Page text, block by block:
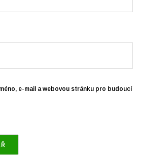
e-mail a webovou stránku pro budoucí